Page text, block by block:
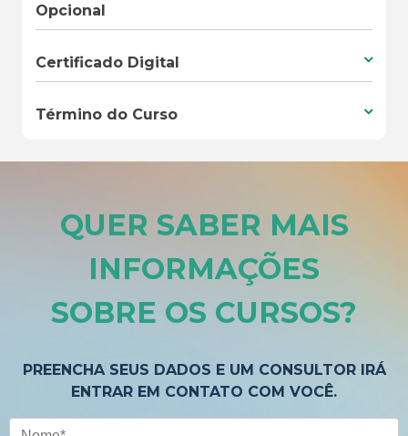
Opcional
Certificado Digital
Término do Curso
QUER SABER MAIS
INFORMAÇÕES
SOBRE OS CURSOS?
PREENCHA SEUS DADOS E UM CONSULTOR IRÁ
ENTRAR EM CONTATO COM VOCÊ.
Nome